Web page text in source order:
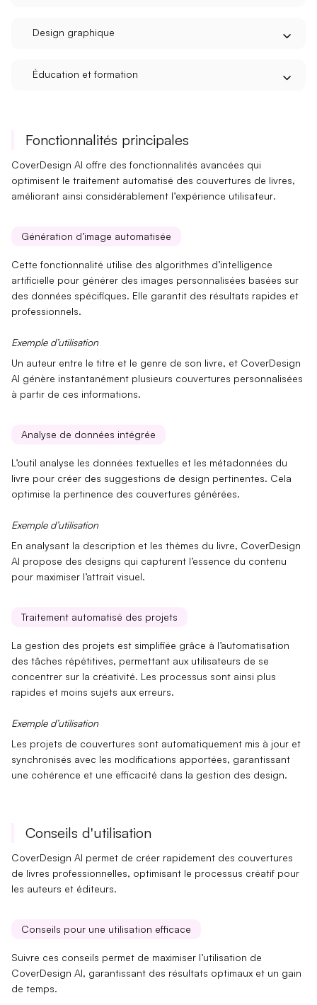
Design graphique
Éducation et formation
Fonctionnalités principales
CoverDesign AI offre desfonctionnalités avancées qui
optimisent letraitement automatisé des couvertures de livres,
améliorant ainsi considérablement l’expérience utilisateur.
Génération d’image automatisée
Cette fonctionnalité utilise des algorithmes d’intelligence
artificielle pour générer des images personnalisées basées sur
des données spécifiques. Elle garantit des résultats rapides et
professionnels.
Exemple d’utilisation
Un auteur entre letitre et le genre de son livre, et CoverDesign
AI génère instantanément plusieurs couvertures personnalisées
à partir de ces informations.
Analyse de données intégrée
L’outil analyse les données textuelles et les métadonnées du
livre pour créer des suggestions de design pertinentes. Cela
optimise la pertinence des couvertures générées.
Exemple d’utilisation
En analysant la description et lesthèmes du livre, CoverDesign
AI propose des designs qui capturent l’essence du contenu
pour maximiser l’attrait visuel.
Traitement automatisé des projets
La gestion des projets est simplifiée grâce à l’automatisation
destâches répétitives, permettant aux utilisateurs de se
concentrer sur la créativité. Les processus sont ainsi plus
rapides et moins sujets aux erreurs.
Exemple d’utilisation
Les projets de couvertures sont automatiquement mis à jour et
synchronisés avec les modifications apportées, garantissant
une cohérence et une efficacité dans la gestion des design.
Conseils d'utilisation
CoverDesign AI permet de créer rapidement des couvertures
de livres professionnelles, optimisant le processus créatif pour
les auteurs et éditeurs.
Conseils pour une utilisation efficace
Suivre ces conseils permet de maximiser l’utilisation de
CoverDesign AI, garantissant des résultats optimaux et un gain
de temps.